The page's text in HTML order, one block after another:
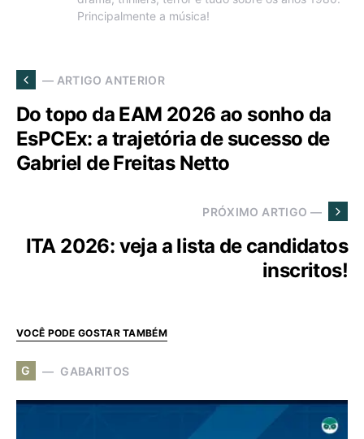
Principalmente a música!
— ARTIGO ANTERIOR
Do topo da EAM 2026 ao sonho da
EsPCEx: a trajetória de sucesso de
Gabriel de Freitas Netto
PRÓXIMO ARTIGO —
ITA 2026: veja a lista de candidatos
inscritos!
VOCÊ PODE GOSTAR TAMBÉM
G GABARITOS